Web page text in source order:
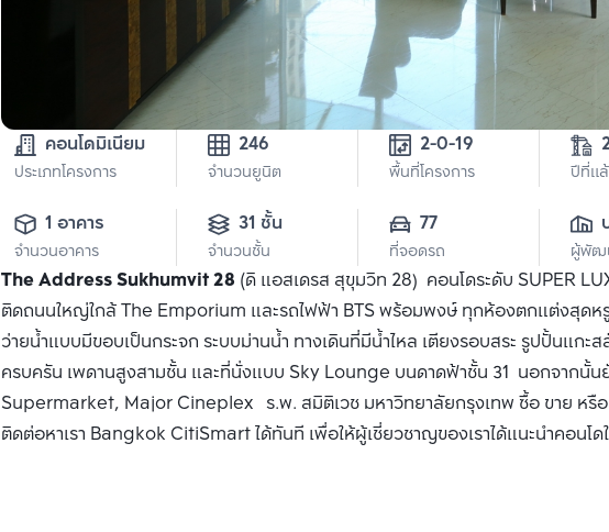
คอนโดมิเนียม
ประเภทโครงการ
246
จำนวนยูนิต พื้นที่โครงการ ปีที่แ
1 อาคาร
จำนวนอาคาร
31 ชั้น
จำนวนชั้น
77
ที่จอดรถ ผู้พัฒ
The Address Sukhumvit 28 (ดิ แอสเดรส สุขุมวิท 28) คอนโดระดับ SUPER
ติดถนนใหญ่ใกล้ The Emporium และรถไฟฟ้า BTS พร้อมพงษ์ ทุกห้องตกแต่งสุดหรู
ว่ายน้ำแบบมีขอบเป็นกระจก ระบบม่านน้ำ ทางเดินที่มีน้ำไหล เตียงรอบสระ รูปปั้นแก
ครบครัน เพดานสูงสามชั้น และที่นั่งแบบ Sky Lounge บนดาดฟ้าชั้น 31 นอกจากนั้น
Supermarket, Major Cineplex ร.พ. สมิติเวช มหาวิทยาลัยกรุงเทพ ซื้อ ขาย หรือ
ติดต่อหาเรา Bangkok CitiSmart ได้ทันที เพื่อให้ผู้เชี่ยวชาญของเราได้แนะนำคอนโด